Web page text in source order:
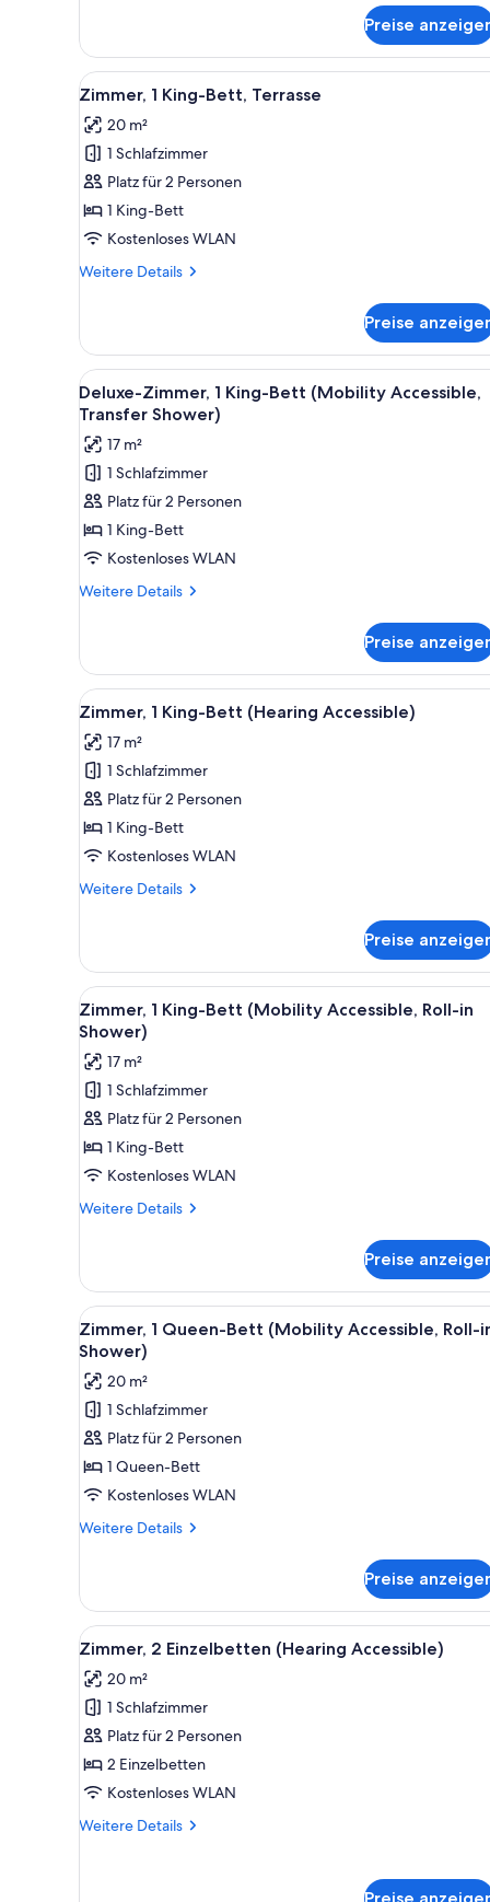
2 Einzelbetten
Preise
Alle
Fotos
für
Zimmer,
1 King-
Bett,
Terrasse
Ein Hotelzimmer mit einem
6
Zimmer, 1 King-Bett, Terrasse
20 m²
1 Schlafzimmer
Platz für 2 Personen
1 King-Bett
Kostenloses WLAN
Weitere Details
Weitere
1 King-
Bett,
Terrasse
Preise
Alle
Fotos
für
Deluxe-
Zimmer,
1 King-
Bett
(Mobility
Accessible,
anzeigen
Ein modernes Hotelzimmer
2
Deluxe-Zimmer, 1 King-Bett (Mobility Accessible,
Transfer Shower)
17 m²
1 Schlafzimmer
Platz für 2 Personen
1 King-Bett
Kostenloses WLAN
Weitere Details
Weitere
Zimmer,
1 King-
Bett
Accessible,
Transfer
Shower)
Preise
Alle
Fotos
für
Zimmer,
1 King-
Bett
(Hearing
anzeigen
Ein Hotelzimmer mit einem
1
Zimmer, 1 King-Bett (Hearing Accessible)
17 m²
1 Schlafzimmer
Platz für 2 Personen
1 King-Bett
Kostenloses WLAN
Weitere Details
Weitere
1 King-
Bett
(Hearing
Accessible)
Preise
Alle
Fotos
für
Zimmer,
1 King-
Bett
(Mobility
Accessible,
Roll-
anzeigen
Ein Hotelzimmer mit einem
1
Zimmer, 1 King-Bett (Mobility Accessible, Roll-in
Shower)
17 m²
1 Schlafzimmer
Platz für 2 Personen
1 King-Bett
Kostenloses WLAN
Weitere Details
Weitere
1 King-
Bett
(Mobility
Accessible,
in
Shower)
Preise
Alle
Fotos
für
Zimmer,
Queen-
Bett
(Mobility
Accessible,
Shower)
anzeigen
Ein Hotelzimmer mit einem
2
Zimmer, 1 Queen-Bett (Mobility Accessible, Roll-
Shower)
20 m²
1 Schlafzimmer
Platz für 2 Personen
1 Queen-Bett
Kostenloses WLAN
Weitere Details
Weitere
1
Queen-
Bett
Accessible,
Roll-
in
Shower)
Preise
Alle
Fotos
für
Zimmer,
2 Einzelbetten
(Hearing
Accessible)
Ein Hotelzimmer mit zwei
1
Zimmer, 2 Einzelbetten (Hearing Accessible)
20 m²
1 Schlafzimmer
Platz für 2 Personen
2 Einzelbetten
Kostenloses WLAN
Weitere Details
Weitere